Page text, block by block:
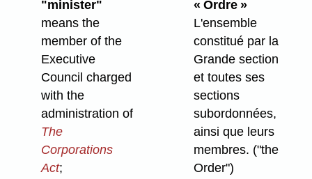
"minister"
means the
member of the
Executive
Council charged
with the
administration of
The
Corporations
Act;
« Ordre »
L'ensemble
constitué par la
Grande section
et toutes ses
sections
subordonnées,
ainsi que leurs
membres. ("the
Order")